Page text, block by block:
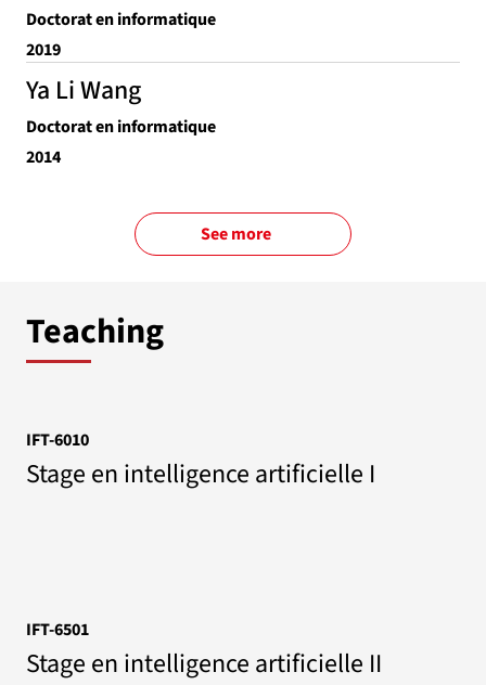
Doctorat en informatique
2019
Ya Li Wang
Doctorat en informatique
2014
See more
Teaching
IFT-6010
Stage en intelligence artificielle I
IFT-6501
Stage en intelligence artificielle II